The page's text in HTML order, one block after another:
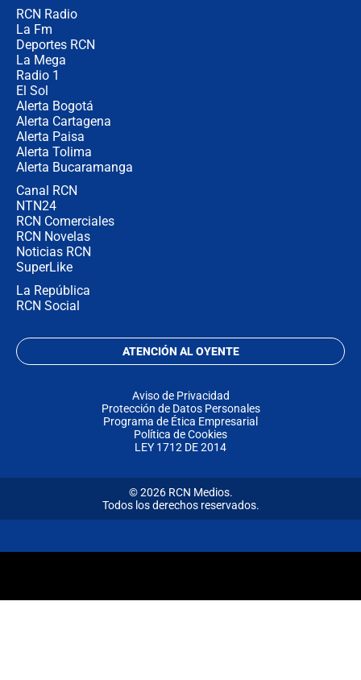
RCN Radio
La Fm
Deportes RCN
La Mega
Radio 1
El Sol
Alerta Bogotá
Alerta Cartagena
Alerta Paisa
Alerta Tolima
Alerta Bucaramanga
Canal RCN
NTN24
RCN Comerciales
RCN Novelas
Noticias RCN
SuperLike
La República
RCN Social
ATENCIÓN AL OYENTE
Aviso de Privacidad
Protección de Datos Personales
Programa de Ética Empresarial
Política de Cookies
LEY 1712 DE 2014
© 2026 RCN Medios.
Todos los derechos reservados.